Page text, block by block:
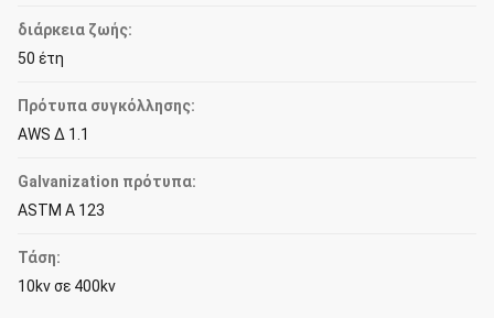
διάρκεια ζωής:
50 έτη
Πρότυπα συγκόλλησης:
AWS Δ 1.1
Galvanization πρότυπα:
ASTM Α 123
Τάση:
10kv σε 400kv